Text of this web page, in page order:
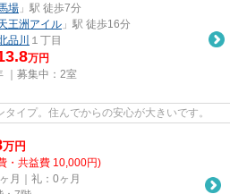
場 」駅 徒歩7分
王洲アイル 」駅 徒歩16分
品川 １丁目
万円
｜募集中： 2室
イプ。住んでからの安心が大きいです。
万円
・共益費 10,000円)
月｜礼：0ヶ月